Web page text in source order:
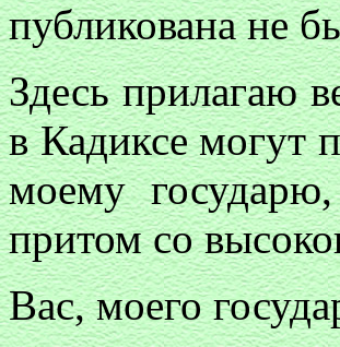
публикована не
Здесь прилагаю
в Кадиксе могут
моему
притом со
Вас, моего